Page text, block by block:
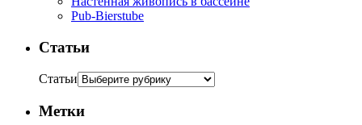
Pub-Bierstube
Статьи
Статьи
Метки